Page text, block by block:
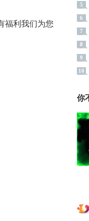
福利我们为您
5
6
7
8
9
10
你